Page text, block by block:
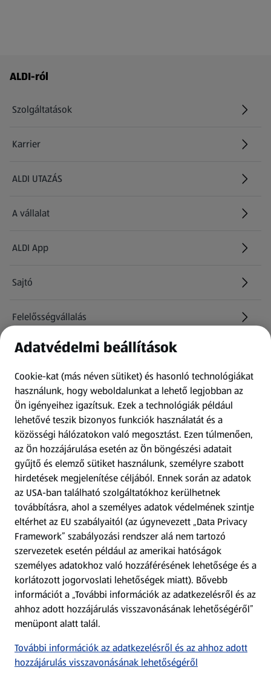
Láblécmenü - további linkek
ALDI-ról
Szolgáltatások
Karrier
(új oldalon nyílik meg)
ALDI UTAZÁS
(új oldalon nyílik meg)
A vállalat
ALDI App
Sajtó
Felelősségvállalás
Információk
Kérdőív
Fizetési lehetőségek
ALDI utalványok
Árcsökkentés
Adattörlő alkalmazás
Szervizpont
(új oldalon nyílik meg)
Fedezz fel minket az interneten!
Töltsd le az ALDI Magyarország applikációt!
Adatvédelmi beállítások
Cookie-kat (más néven sütiket) és hasonló technológiákat
használunk, hogy weboldalunkat a lehető legjobban az
Ön igényeihez igazítsuk. Ezek a technológiák például
lehetővé teszik bizonyos funkciók használatát és a
közösségi hálózatokon való megosztást. Ezen túlmenően,
az Ön hozzájárulása esetén az Ön böngészési adatait
gyűjtő és elemző sütiket használunk, személyre szabott
hirdetések megjelenítése céljából. Ennek során az adatok
az USA-ban található szolgáltatókhoz kerülhetnek
továbbításra, ahol a személyes adatok védelmének szintje
eltérhet az EU szabályaitól (az úgynevezett „Data Privacy
Framework” szabályozási rendszer alá nem tartozó
szervezetek esetén például az amerikai hatóságok
személyes adatokhoz való hozzáférésének lehetősége és a
korlátozott jogorvoslati lehetőségek miatt). Bővebb
információt a „További információk az adatkezelésről és az
ahhoz adott hozzájárulás visszavonásának lehetőségéről”
menüpont alatt talál.
További információk az adatkezelésről és az ahhoz adott
hozzájárulás visszavonásának lehetőségéről